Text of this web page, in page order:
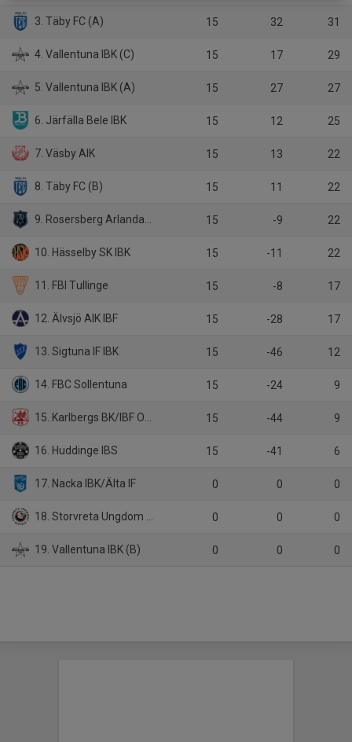
3. Täby FC (A) 15 32 31
4. Vallentuna IBK (C) 15 17 29
5. Vallentuna IBK (A) 15 27 27
6. Järfälla Bele IBK 15 12 25
7. Väsby AIK 15 13 22
8. Täby FC (B) 15 11 22
9. Rosersberg Arlanda IBK 15 -9 22
10. Hässelby SK IBK 15 -11 22
11. FBI Tullinge 15 -8 17
12. Älvsjö AIK IBF 15 -28 17
13. Sigtuna IF IBK 15 -46 12
14. FBC Sollentuna 15 -24 9
15. Karlbergs BK/IBF Offensiv Lidingö 15 -44 9
16. Huddinge IBS 15 -41 6
17. Nacka IBK/Älta IF 0 0 0
18. Storvreta Ungdom IBK 0 0 0
19. Vallentuna IBK (B) 0 0 0